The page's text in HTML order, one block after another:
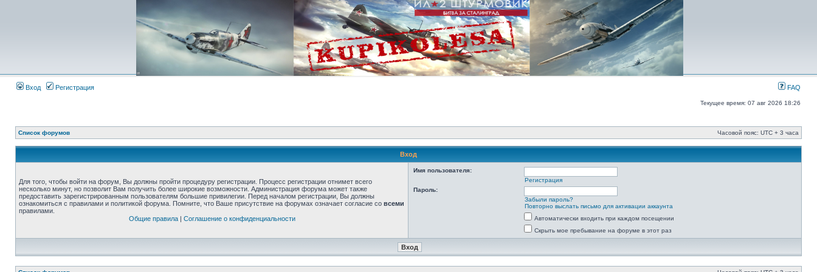
Вход Регистрация FAQ
Текущее время: 07 авг 2026 18:26
Список форумов Часовой пояс: UTC + 3 часа
Вход
Для того, чтобы войти на форум, Вы должны пройти процедуру регистрации. Процесс регистрации отнимет всего
несколько минут, но позволит Вам получить более широкие возможности. Администрация форума может также
предоставить зарегистрированным пользователям большие привилегии. Перед началом регистрации, Вы должны
ознакомиться с правилами и политикой форума. Помните, что Ваше присутствие на форумах означает согласие со всеми
правилами.
Общие правила| Соглашение о конфиденциальности
Имя пользователя:
Регистрация
Пароль:
Забыли пароль?
Повторно выслать письмо для активации аккаунта
Автоматически входить при каждом посещении
Скрыть мое пребывание на форуме в этот раз